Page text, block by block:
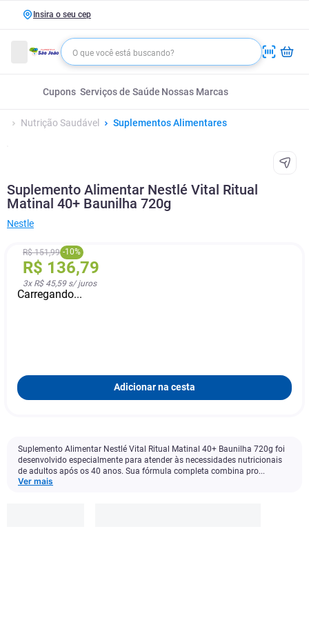
Insira o seu cep
Cupons Serviços de Saúde Nossas Marcas
Nutrição Saudável Suplementos Alimentares
Suplemento Alimentar Nestlé Vital Ritual
Matinal 40+ Baunilha 720g
Nestle
R$ 151,99 -10%
R$ 136,79
3x R$ 45,59s/ juros
Carregando...
Adicionar na cesta
Suplemento Alimentar Nestlé Vital Ritual Matinal 40+ Baunilha 720g foi
desenvolvido especialmente para atender às necessidades nutricionais
de adultos após os 40 anos. Sua fórmula completa combina pro...
Ver mais